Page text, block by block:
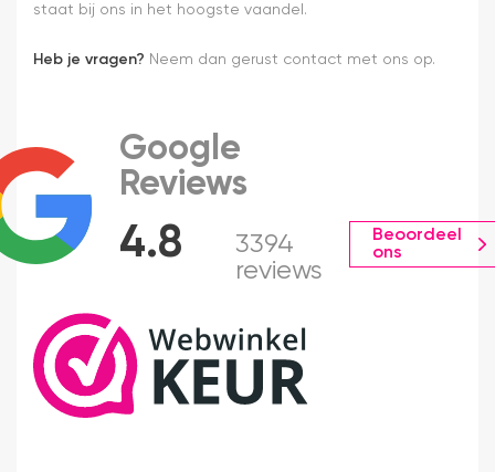
staat bij ons in het hoogste vaandel.
Heb je vragen? Neem dan gerust contact met ons op.
4.8
Google
Reviews
3394
reviews
Beoordeel
ons